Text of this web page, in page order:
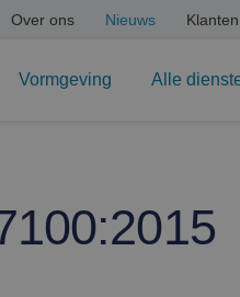
Over ons Nieuws Klanten
Vormgeving Alle